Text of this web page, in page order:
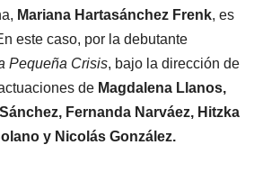
Mariana Hartasánchez Frenk, es
este caso, por la debutante
Pequeña Crisis, bajo la dirección de
de Magdalena Llanos,
Fernanda Narváez, Hitzka
y Nicolás González.